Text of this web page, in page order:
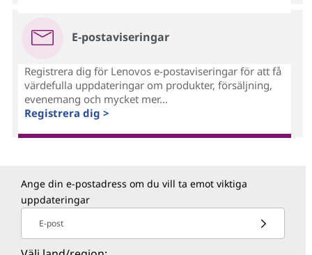
E-postaviseringar
Registrera dig för Lenovos e-postaviseringar för att få
värdefulla uppdateringar om produkter, försäljning,
evenemang och mycket mer...
Registrera dig >
Ange din e-postadress om du vill ta emot viktiga
uppdateringar
E-post